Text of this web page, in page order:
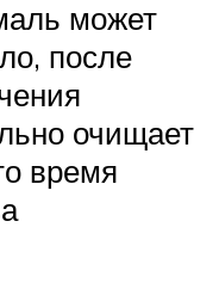
может
после
очищает
время